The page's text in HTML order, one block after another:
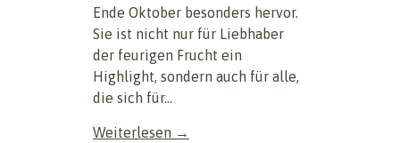
Ende Oktober besonders hervor.
Sie ist nicht nur für Liebhaber
der feurigen Frucht ein
Highlight, sondern auch für alle,
die sich für...
Weiterlesen →